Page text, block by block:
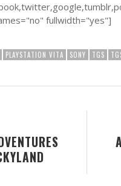
fullwidth="yes"]
PLAYSTATION VITA SONY TGS